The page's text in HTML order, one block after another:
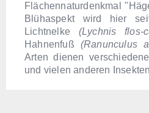
Flächennaturdenkmal
Blühaspekt wird hier
Lichtnelke (Lychnis flos-
Hahnenfuß (Ranunculus
Arten dienen
und vielen anderen